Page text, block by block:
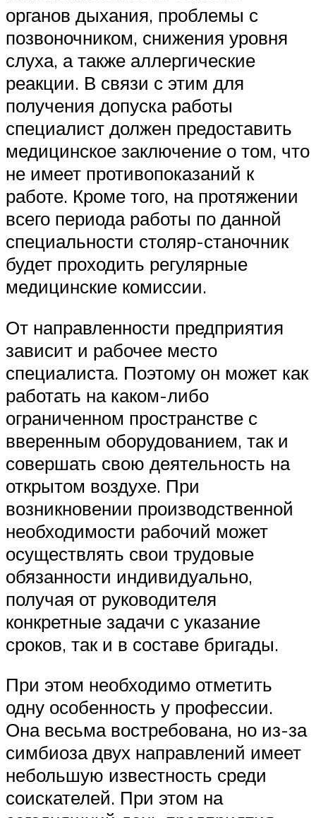
органов дыхания, проблемы с
позвоночником, снижения уровня
слуха, а также аллергические
реакции. В связи с этим для
получения допуска работы
специалист должен предоставить
медицинское заключение о том, что
не имеет противопоказаний к
работе. Кроме того, на протяжении
всего периода работы по данной
специальности столяр-станочник
будет проходить регулярные
медицинские комиссии.
От направленности предприятия
зависит и рабочее место
специалиста. Поэтому он может как
работать на каком-либо
ограниченном пространстве с
вверенным оборудованием, так и
совершать свою деятельность на
открытом воздухе. При
возникновении производственной
необходимости рабочий может
осуществлять свои трудовые
обязанности индивидуально,
получая от руководителя
конкретные задачи с указание
сроков, так и в составе бригады.
При этом необходимо отметить
одну особенность у профессии.
Она весьма востребована, но из-за
симбиоза двух направлений имеет
небольшую известность среди
соискателей. При этом на